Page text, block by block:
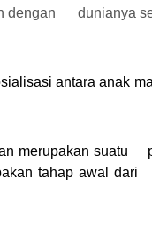
dengan dunianya
antara anak
merupakan suatu
tahap awal